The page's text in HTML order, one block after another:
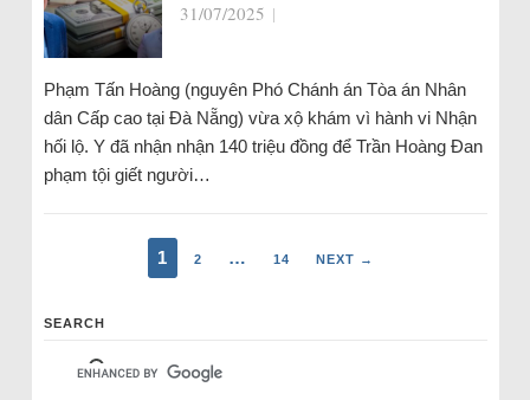
31/07/2025 |
Phạm Tấn Hoàng (nguyên Phó Chánh án Tòa án Nhân
dân Cấp cao tại Đà Nẵng) vừa xộ khám vì hành vi Nhận
hối lộ. Y đã nhận nhận 140 triệu đồng để Trần Hoàng Đan
phạm tội giết người…
1 2 … 14 NEXT →
SEARCH